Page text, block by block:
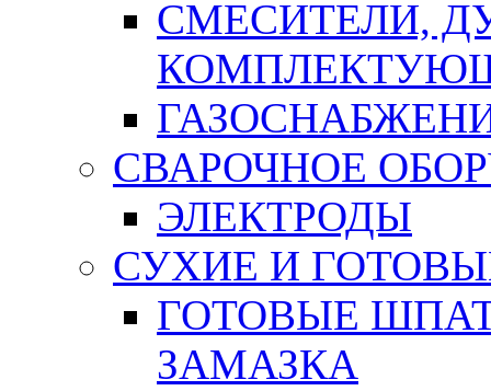
СМЕСИТЕЛИ,
СВАРОЧНОЕ
ЭЛЕКТРОДЫ
СУХИЕ И
ГОТОВЫЕ
ЗАМАЗКА